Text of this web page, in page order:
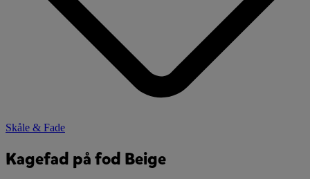
Skåle & Fade
Kagefad på fod Beige